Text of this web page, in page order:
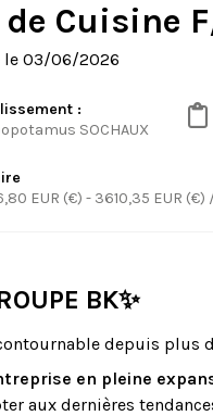
de Cuisine
le 03/06/2026
:
SOCHAUX
EUR (€) - 3610,35 EUR (€)
BK✨
depuis plus
en pleine
aux dernières